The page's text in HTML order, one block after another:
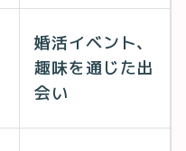
婚活イベント、
趣味を通じた出
会い